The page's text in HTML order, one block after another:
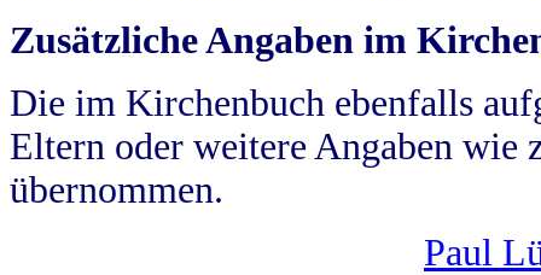
Zusätzliche Angaben im
Die im Kirchenbuch ebenfalls
Eltern oder weitere Angaben wie
übernommen.
Paul